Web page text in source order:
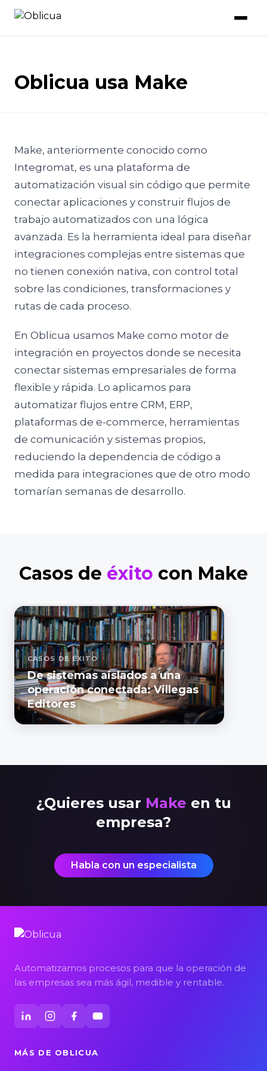
Oblicua usa Make
Make, anteriormente conocido como
Integromat, es una plataforma de
automatización visual sin código que permite
conectar aplicaciones y construir flujos de
trabajo automatizados con una lógica
avanzada. Es la herramienta ideal para diseñar
integraciones complejas entre sistemas que
no tienen conexión nativa, con control total
sobre las condiciones, transformaciones y
rutas de cada proceso.
En Oblicua usamos Make como motor de
integración en proyectos donde se necesita
conectar sistemas empresariales de forma
flexible y rápida. Lo aplicamos para
automatizar flujos entre CRM, ERP,
plataformas de e-commerce, herramientas
de comunicación y sistemas propios,
reduciendo la dependencia de código a
medida para integraciones que de otro modo
tomarían semanas de desarrollo.
Casos de éxito con Make
CASOS DE ÉXITO
De sistemas aislados a una
operación conectada: Villegas
Editores
¿Quieres usar Make en tu
empresa?
Habla con un especialista
Automatizamos procesos para que la operación de
las empresas sea más ágil, medible y rentable.
MÁS DE OBLICUA